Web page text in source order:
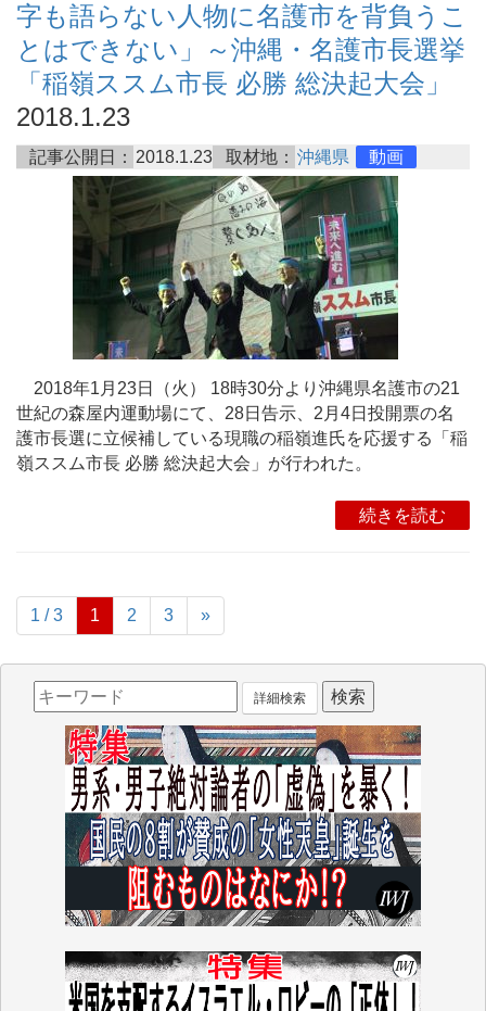
字も語らない人物に名護市を背負うこ
とはできない」～沖縄・名護市長選挙
「稲嶺ススム市長 必勝 総決起大会」
2018.1.23
記事公開日： 2018.1.23 取材地： 沖縄県 動画
2018年1月23日（火） 18時30分より沖縄県名護市の21
世紀の森屋内運動場にて、28日告示、2月4日投開票の名
護市長選に立候補している現職の稲嶺進氏を応援する「稲
嶺ススム市長 必勝 総決起大会」が行われた。
続きを読む
1 / 3 1 2 3 »
詳細検索